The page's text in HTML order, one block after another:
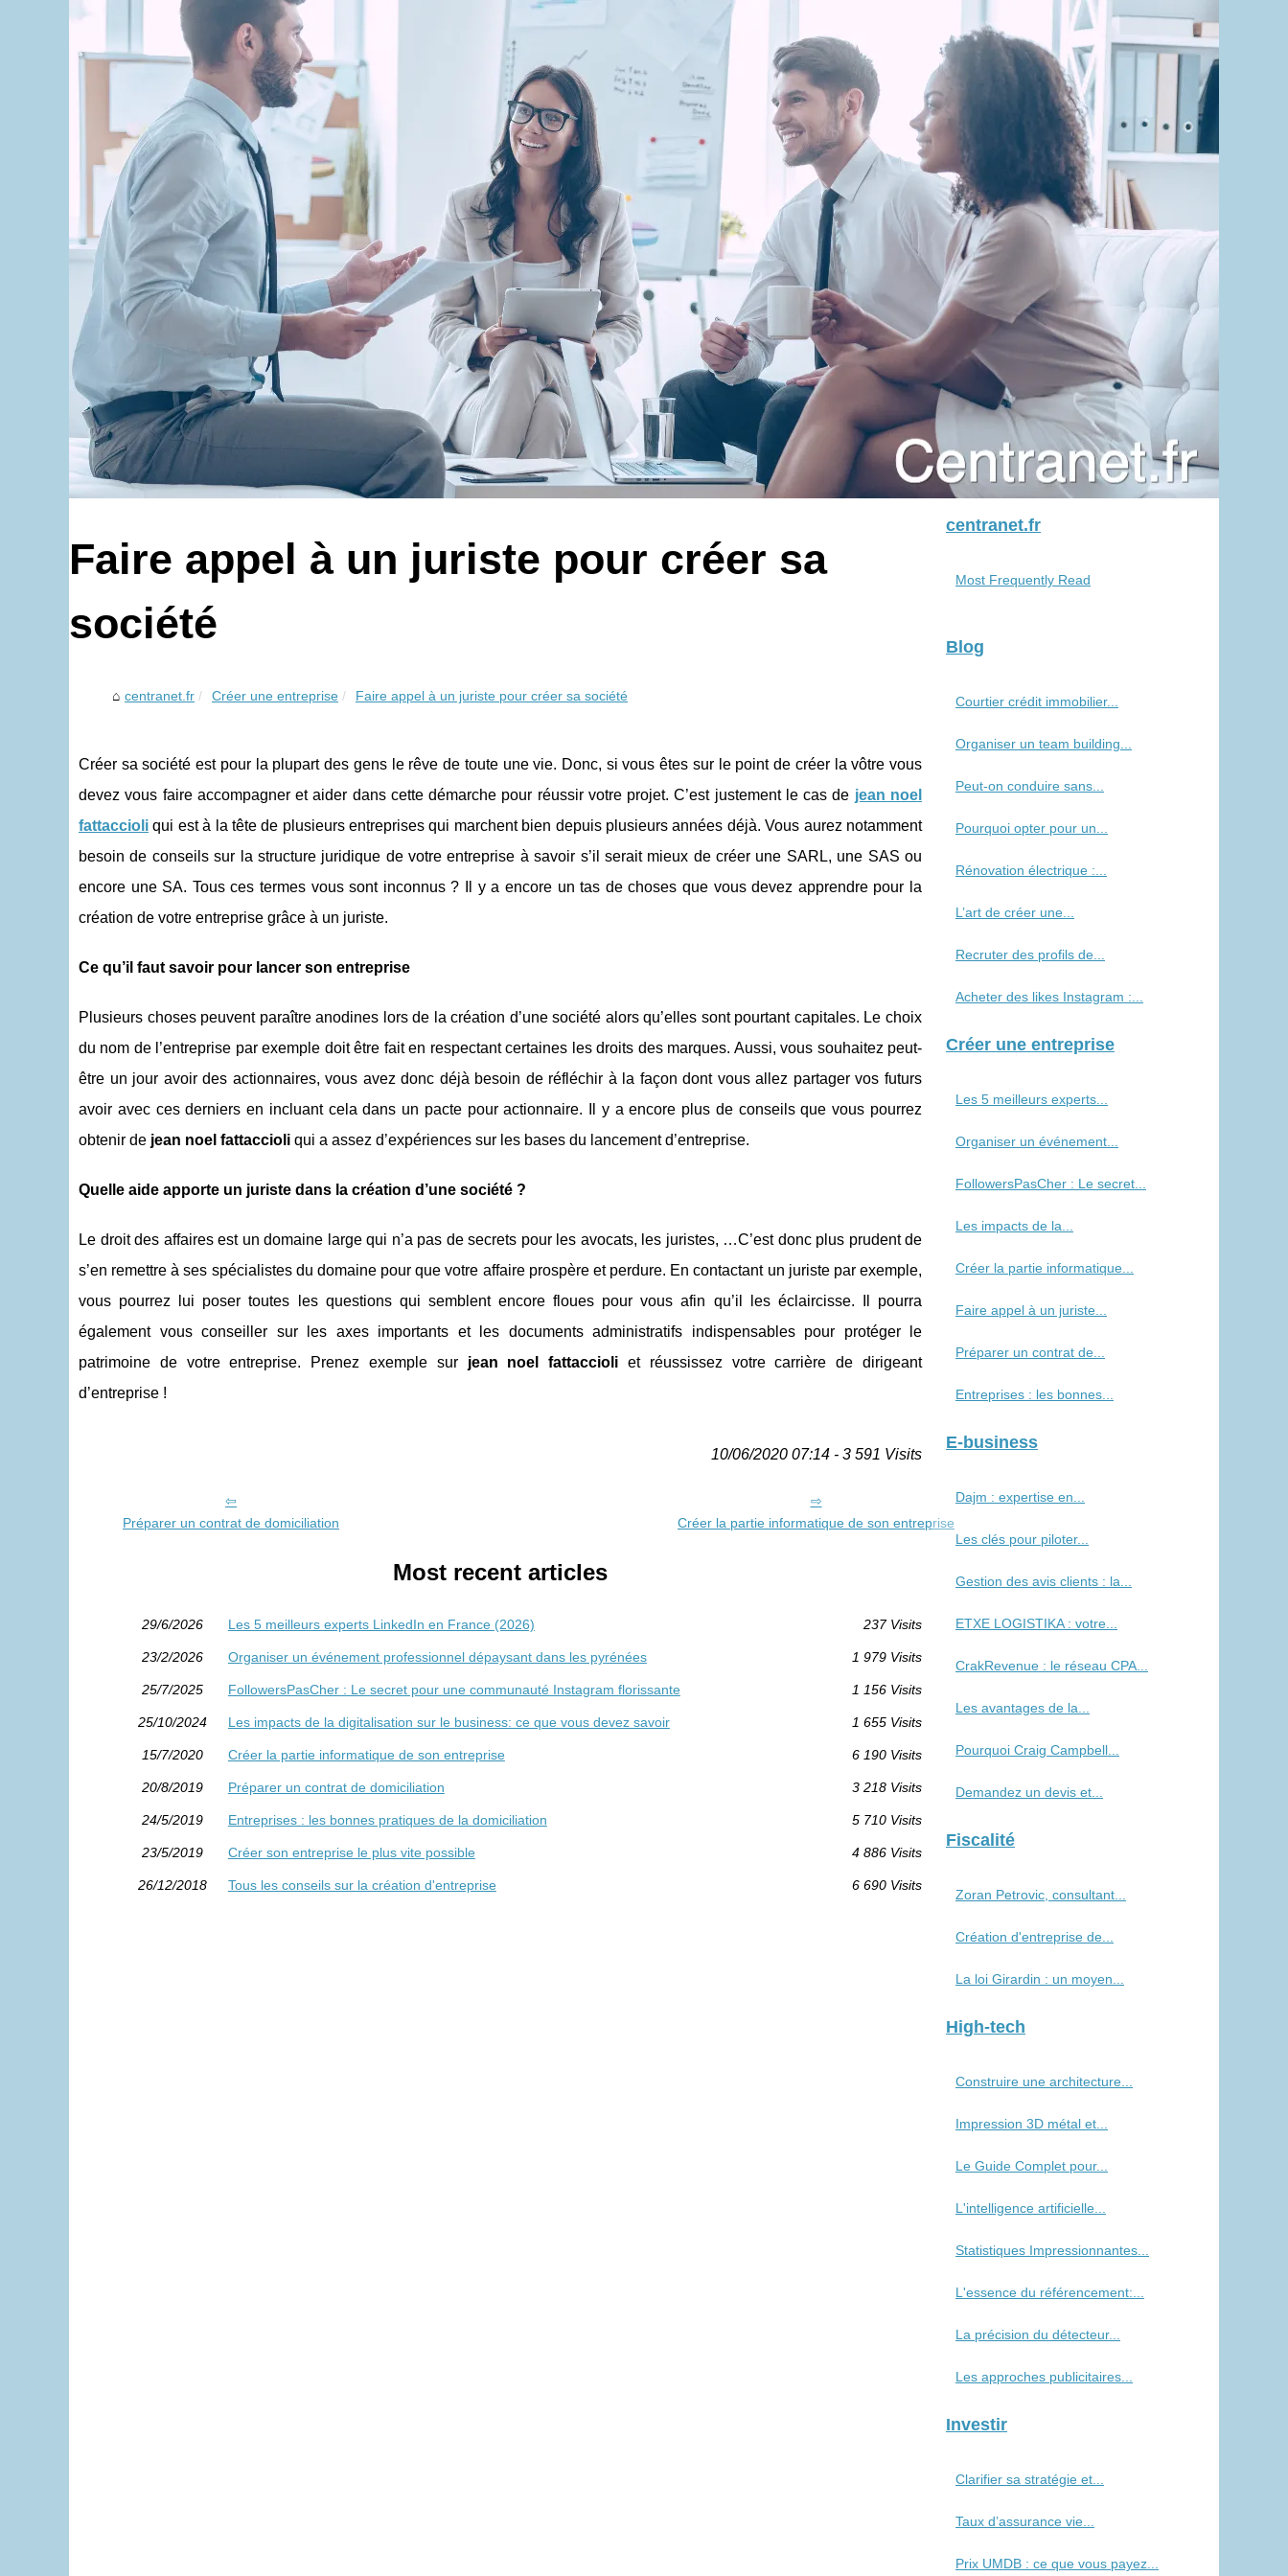
Faire appel à un juriste pour créer sa
société
centranet.fr Créer une entreprise Faire appel à un juriste pour créer sa société
Créer sa société est pour la plupart des gens le rêve de toute une vie. Donc, si vous êtes sur le point de créer la vôtre vous
devez vous faire accompagner et aider dans cette démarche pour réussir votre projet. C’est justement le cas de jean noel
fattaccioli qui est à la tête de plusieurs entreprises qui marchent bien depuis plusieurs années déjà. Vous aurez notamment
besoin de conseils sur la structure juridique de votre entreprise à savoir s’il serait mieux de créer une SARL, une SAS ou
encore une SA. Tous ces termes vous sont inconnus ? Il y a encore un tas de choses que vous devez apprendre pour la
création de votre entreprise grâce à un juriste.
Ce qu’il faut savoir pour lancer son entreprise
Plusieurs choses peuvent paraître anodines lors de la création d’une société alors qu’elles sont pourtant capitales. Le choix
du nom de l’entreprise par exemple doit être fait en respectant certaines les droits des marques. Aussi, vous souhaitez peut-
être un jour avoir des actionnaires, vous avez donc déjà besoin de réfléchir à la façon dont vous allez partager vos futurs
avoir avec ces derniers en incluant cela dans un pacte pour actionnaire. Il y a encore plus de conseils que vous pourrez
obtenir de jean noel fattaccioli qui a assez d’expériences sur les bases du lancement d’entreprise.
Quelle aide apporte un juriste dans la création d’une société ?
Le droit des affaires est un domaine large qui n’a pas de secrets pour les avocats, les juristes, …C’est donc plus prudent de
s’en remettre à ses spécialistes du domaine pour que votre affaire prospère et perdure. En contactant un juriste par exemple,
vous pourrez lui poser toutes les questions qui semblent encore floues pour vous afin qu’il les éclaircisse. Il pourra
également vous conseiller sur les axes importants et les documents administratifs indispensables pour protéger le
patrimoine de votre entreprise. Prenez exemple sur jean noel fattaccioli et réussissez votre carrière de dirigeant
d’entreprise !
10/06/2020 07:14 - 3 591 Visits
Préparer un contrat de domiciliation Créer la partie informatique de son entreprise
Most recent articles
29/6/2026 Les 5 meilleurs experts LinkedIn en France (2026) 237 Visits
23/2/2026 Organiser un événement professionnel dépaysant dans les pyrénées 1 979 Visits
25/7/2025 FollowersPasCher : Le secret pour une communauté Instagram florissante 1 156 Visits
25/10/2024 Les impacts de la digitalisation sur le business: ce que vous devez savoir 1 655 Visits
15/7/2020 Créer la partie informatique de son entreprise 6 190 Visits
20/8/2019 Préparer un contrat de domiciliation 3 218 Visits
24/5/2019 Entreprises : les bonnes pratiques de la domiciliation 5 710 Visits
23/5/2019 Créer son entreprise le plus vite possible 4 886 Visits
26/12/2018 Tous les conseils sur la création d'entreprise 6 690 Visits
centranet.fr
Most Frequently Read
Blog
Courtier crédit immobilier...
Organiser un team building...
Peut-on conduire sans...
Pourquoi opter pour un...
Rénovation électrique :...
L’art de créer une...
Recruter des profils de...
Acheter des likes Instagram :...
Créer une entreprise
Les 5 meilleurs experts...
Organiser un événement...
FollowersPasCher : Le secret...
Les impacts de la...
Créer la partie informatique...
Faire appel à un juriste...
Préparer un contrat de...
Entreprises : les bonnes...
E-business
Dajm : expertise en...
Les clés pour piloter...
Gestion des avis clients : la...
ETXE LOGISTIKA : votre...
CrakRevenue : le réseau CPA...
Les avantages de la...
Pourquoi Craig Campbell...
Demandez un devis et...
Fiscalité
Zoran Petrovic, consultant...
Création d'entreprise de...
La loi Girardin : un moyen...
High-tech
Construire une architecture...
Impression 3D métal et...
Le Guide Complet pour...
L'intelligence artificielle...
Statistiques Impressionnantes...
L'essence du référencement:...
La précision du détecteur...
Les approches publicitaires...
Investir
Clarifier sa stratégie et...
Taux d’assurance vie...
Prix UMDB : ce que vous payez...